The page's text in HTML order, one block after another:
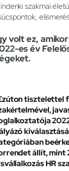
szakmai
volt ez,
es év
tisztelettel
állít, mint
HR